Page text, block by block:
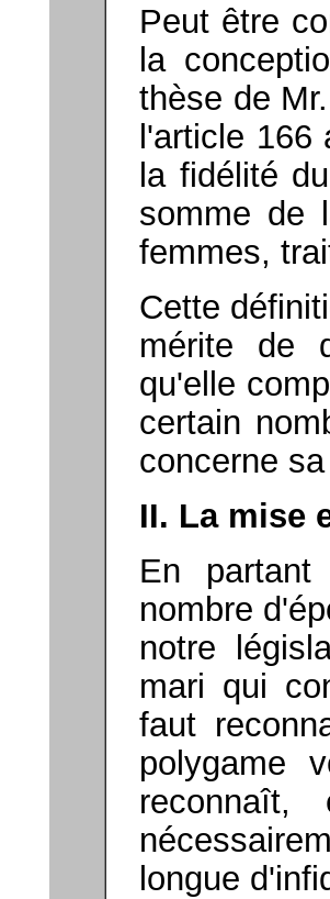
Peut être
la
thèse de
l'article
la fidélité
somme de
femmes,
Cette
mérite de
qu'elle
certain
concerne
II. La mise
En
nombre
notre
mari qui
faut
polygame
reconnaît,
longue